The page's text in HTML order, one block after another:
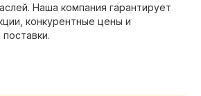
Наша компания гарантирует
конкурентные цены и